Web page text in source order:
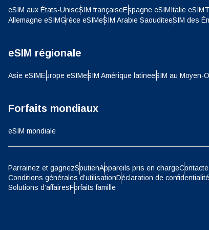
eSIM aux États-UniseSIM françaiseEspagne eSIMItalie eSIM
Allemagne eSIMGrèce eSIMeSIM Arabie SaouditeeSIM des
eSIM régionale
Asie eSIMEurope eSIMeSIM Amérique latineeSIM au Moyen-
Forfaits mondiaux
eSIM mondiale
Parrainez et gagnezSoutienAppareils pris en charge
Conditions générales d’utilisationDéclaration de confidentialité
Solutions d’affairesForfaits famille